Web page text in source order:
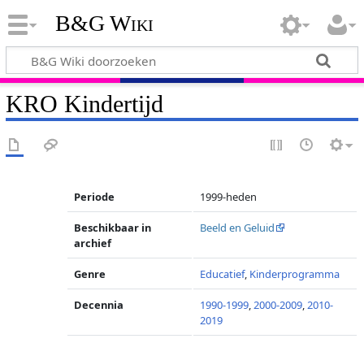
B&G Wiki
KRO Kindertijd
Periode 1999-heden
Beschikbaar in
archief
Beeld en Geluid
Genre Educatief, Kinderprogramma
Decennia 1990-1999,2000-2009,2010-
2019